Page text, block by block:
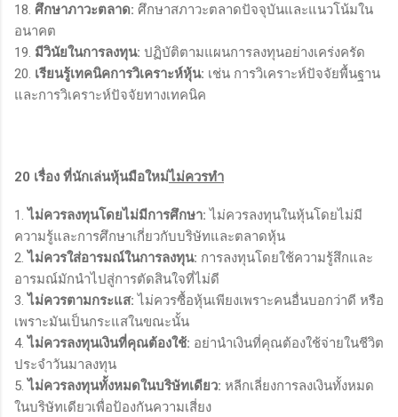
18. ศึกษาภาวะตลาด: ศึกษาสภาวะตลาดปัจจุบันและแนวโน้มใน
อนาคต
19. มีวินัยในการลงทุน: ปฏิบัติตามแผนการลงทุนอย่างเคร่งครัด
20. เรียนรู้เทคนิคการวิเคราะห์หุ้น: เช่น การวิเคราะห์ปัจจัยพื้นฐาน
และการวิเคราะห์ปัจจัยทางเทคนิค
20 เรื่อง ที่นักเล่นหุ้นมือใหม่ไม่ควรทำ
1. ไม่ควรลงทุนโดยไม่มีการศึกษา: ไม่ควรลงทุนในหุ้นโดยไม่มี
ความรู้และการศึกษาเกี่ยวกับบริษัทและตลาดหุ้น
2. ไม่ควรใส่อารมณ์ในการลงทุน: การลงทุนโดยใช้ความรู้สึกและ
อารมณ์มักนำไปสู่การตัดสินใจที่ไม่ดี
3. ไม่ควรตามกระแส: ไม่ควรซื้อหุ้นเพียงเพราะคนอื่นบอกว่าดี หรือ
เพราะมันเป็นกระแสในขณะนั้น
4. ไม่ควรลงทุนเงินที่คุณต้องใช้: อย่านำเงินที่คุณต้องใช้จ่ายในชีวิต
ประจำวันมาลงทุน
5. ไม่ควรลงทุนทั้งหมดในบริษัทเดียว: หลีกเลี่ยงการลงเงินทั้งหมด
ในบริษัทเดียวเพื่อป้องกันความเสี่ยง